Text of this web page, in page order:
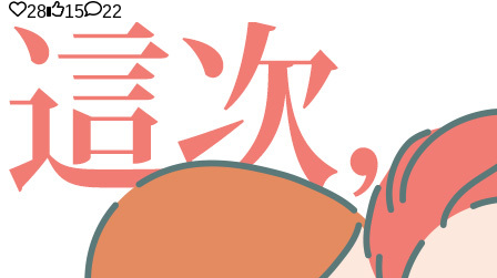
28
15 22